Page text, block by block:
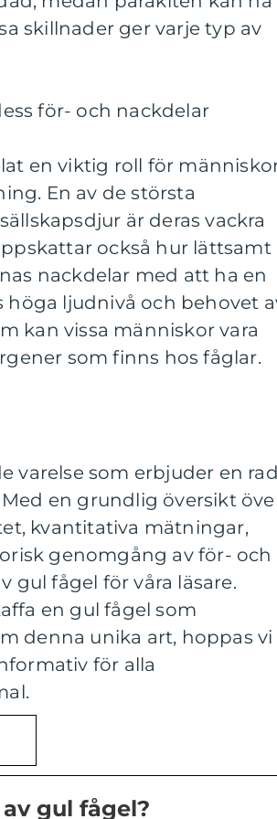
skillnader ger varje typ av
för- och nackdelar
en viktig roll för
En av de största
är deras vackra
också hur lättsamt
nackdelar med att ha en
höga ljudnivå och behovet
kan vissa människor vara
som finns hos fåglar.
varelse som erbjuder en
en grundlig översikt
kvantitativa mätningar,
genomgång av för- och
gul fågel för våra läsare.
en gul fågel som
denna unika art, hoppas vi
för alla
gul fågel?